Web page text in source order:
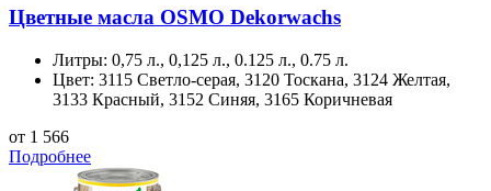
Цветные масла OSMO Dekorwachs
Литры: 0,75 л., 0,125 л., 0.125 л., 0.75 л.
Цвет: 3115 Светло-серая, 3120 Тоскана, 3124 Желтая,
3133 Красный, 3152 Синяя, 3165 Коричневая
от 1 566
Подробнее